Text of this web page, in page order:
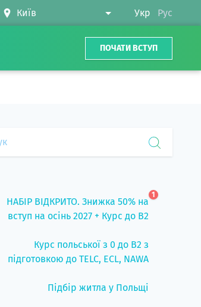
Укр Рус
ПОЧАТИ ВСТУП
НАБІР ВІДКРИТО. Знижка 50% на
вступ на осінь 2027 + Курс до B2
1
Курс польської з 0 до B2 з
підготовкою до TELC, ECL, NAWA
Підбір житла у Польщі